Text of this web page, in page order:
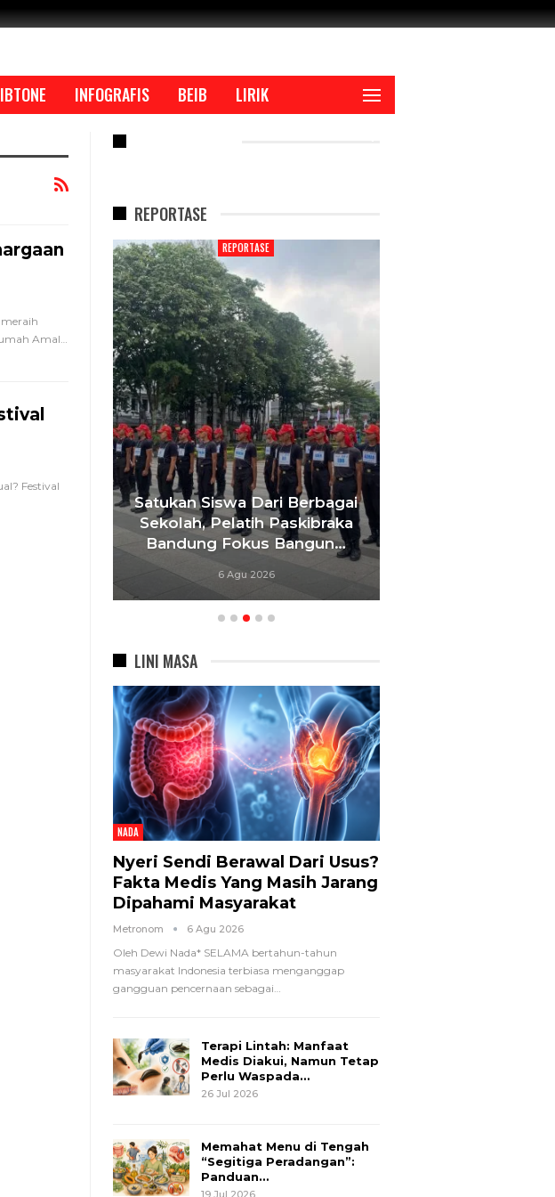
INFOGRAFIS BEIB LIRIK
Amal
Festival
REPORTASE
Yang
REPORTASE
Satukan Siswa Dari Berbagai
Sekolah, Pelatih Paskibraka
Bandung Fokus Bangun…
6 Agu 2026
LINI MASA
NADA
Nyeri Sendi Berawal Dari Usus?
Fakta Medis Yang Masih Jarang
Dipahami Masyarakat
Metronom 6 Agu 2026
Oleh Dewi Nada* SELAMA bertahun-tahun
masyarakat Indonesia terbiasa menganggap
gangguan pencernaan sebagai…
Terapi Lintah: Manfaat
Medis Diakui, Namun Tetap
Perlu Waspada…
26 Jul 2026
Memahat Menu di Tengah
“Segitiga Peradangan”:
Panduan…
19 Jul 2026